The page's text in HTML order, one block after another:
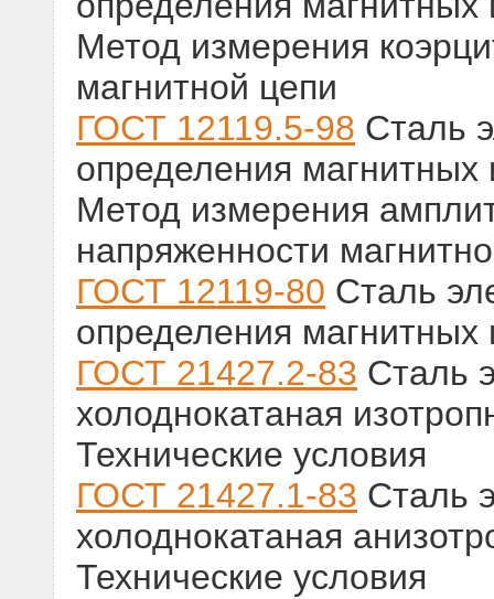
Метод измерения
магнитной цепи
ГОСТ 12119.5-98 Сталь
определения магнитных
Метод измерения
напряженности
ГОСТ 12119-80 Сталь
определения магнитных
ГОСТ 21427.2-83 Сталь
холоднокатаная
Технические условия
ГОСТ 21427.1-83 Сталь
холоднокатаная
Технические условия